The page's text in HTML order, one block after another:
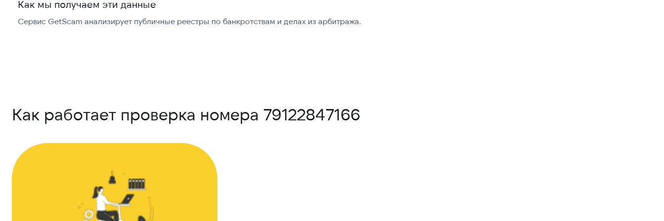
Как мы получаем эти данные
Сервис GetScam анализирует публичные реестры по банкротствам и делах из арбитража.
Как работает проверка номера 79122847166